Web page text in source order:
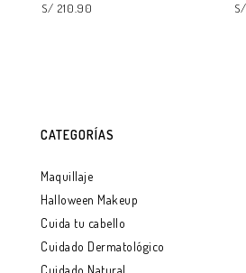
S/ 210.90
CATEGORÍAS
Maquillaje
Halloween Makeup
Cuida tu cabello
Cuidado Dermatológico
Cuidado Natural